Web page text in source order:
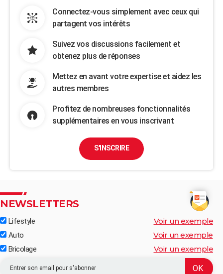
Connectez-vous simplement avec ceux qui
partagent vos intérêts
Suivez vos discussions facilement et
obtenez plus de réponses
Mettez en avant votre expertise et aidez les
autres membres
Profitez de nombreuses fonctionnalités
supplémentaires en vous inscrivant
S'INSCRIRE
NEWSLETTERS
Lifestyle Voir un exemple
Auto Voir un exemple
Bricolage Voir un exemple